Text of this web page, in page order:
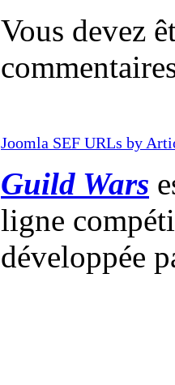
Vous devez
Joomla SEF URLs by
Guild Wars
ligne
développée